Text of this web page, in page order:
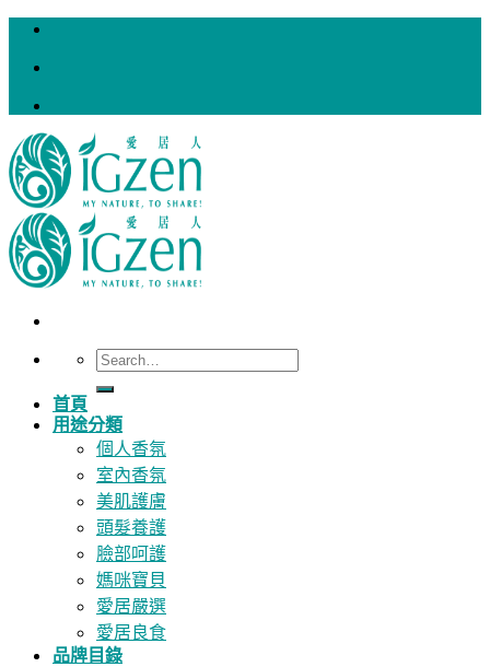
Skip
content
Search
for:
首頁
用途分類
個人香氛
室內香氛
美肌護膚
頭髮養護
臉部呵護
媽咪寶貝
愛居嚴選
愛居良食
品牌目錄